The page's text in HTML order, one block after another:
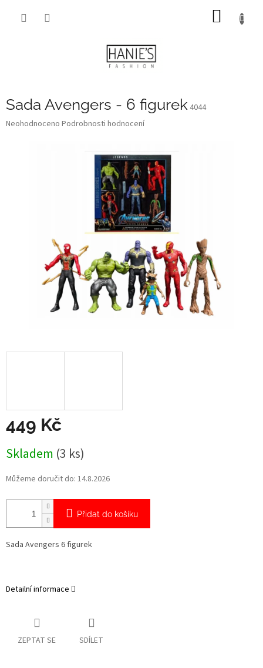
Sada Avengers - 6 figurek 4044
Průměrné
Neohodnoceno Podrobnosti hodnocení
449 Kč
cena:
Skladem (3 ks)
Můžeme doručit do: 14.8.2026
Přidat do košíku
Sada Avengers 6 figurek
Detailní informace
ZEPTAT SE SDÍLET